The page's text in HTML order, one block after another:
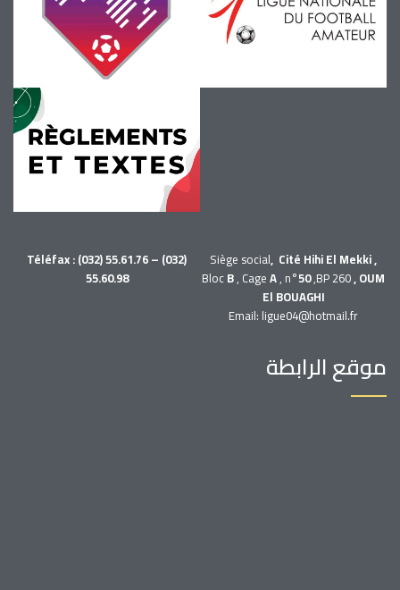
Siège social, Cité Hihi El Mekki ,
BlocB, CageA, n°50,BP 260, OUM
El BOUAGHI
Téléfax : (032) 55.61.76 – (032)
55.60.98
Email: ligue04@hotmail.fr
موقع الرابطة